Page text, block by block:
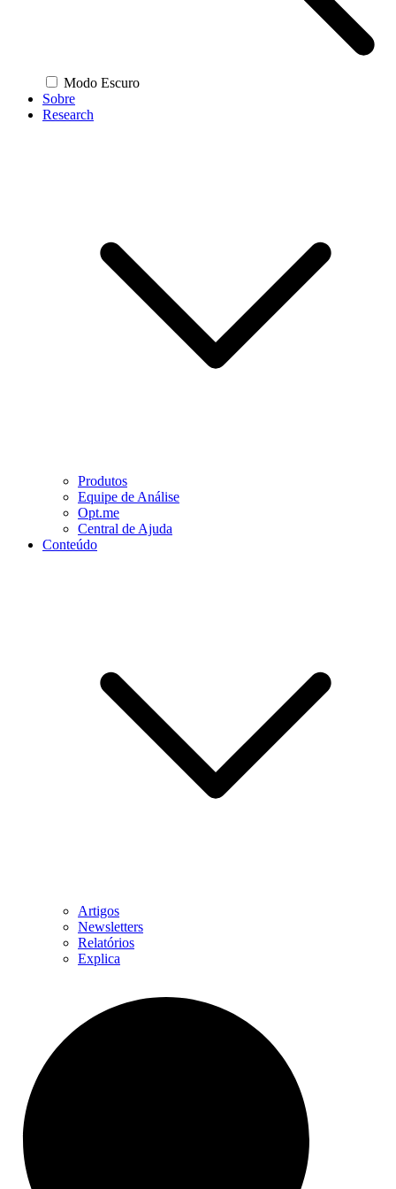
Modo Escuro
Sobre
Research
Produtos
Equipe de Análise
Opt.me
Central de Ajuda
Conteúdo
Artigos
Newsletters
Relatórios
Explica